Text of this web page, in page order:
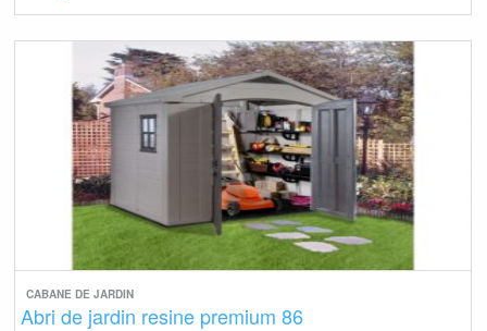
CABANE DE JARDIN
Abri de jardin resine premium 86